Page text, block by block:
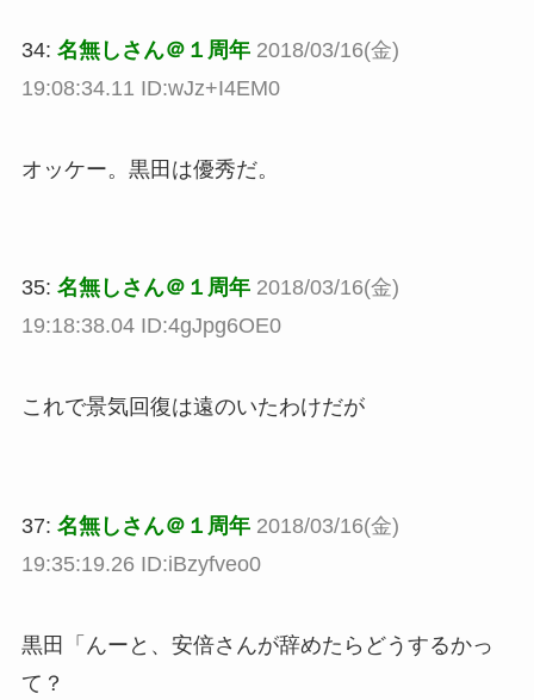
34: 名無しさん＠１周年 2018/03/16(金)
19:08:34.11 ID:wJz+I4EM0
オッケー。黒田は優秀だ。
35: 名無しさん＠１周年 2018/03/16(金)
19:18:38.04 ID:4gJpg6OE0
これで景気回復は遠のいたわけだが
37: 名無しさん＠１周年 2018/03/16(金)
19:35:19.26 ID:iBzyfveo0
黒田「んーと、安倍さんが辞めたらどうするかっ
て？